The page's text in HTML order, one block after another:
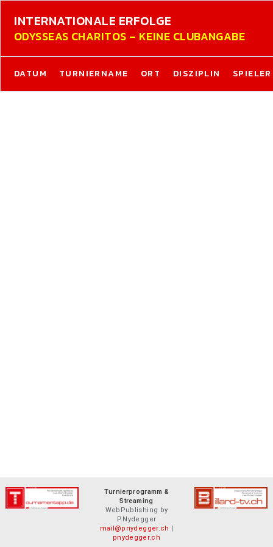
INTERNATIONALE ERFOLGE
ODYSSEAS CHARITOS – KEINE CLUBANGABE
DATUM TURNIERNAME ORT DISZIPLIN SPIELER
Turnierprogramm &
Streaming
WebPublishing by
P.Nydegger
mail@pnydegger.ch |
pnydegger.ch